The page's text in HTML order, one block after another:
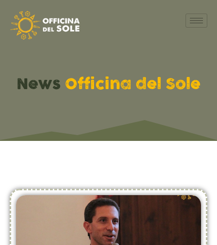
News Officina del Sole